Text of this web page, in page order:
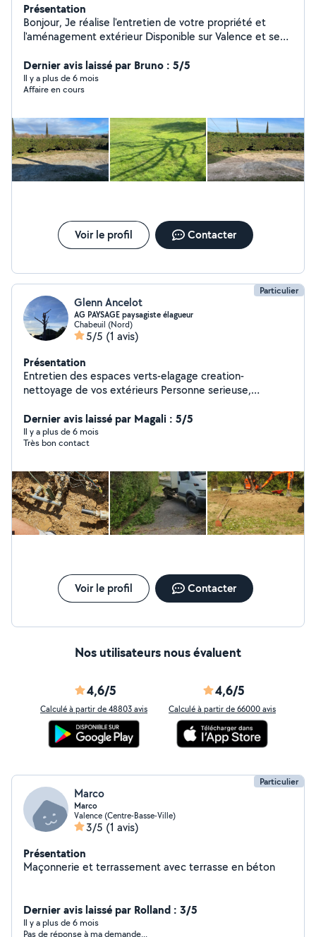
Présentation
Bonjour, Je réalise l'entretien de votre propriété et
l'aménagement extérieur Disponible sur Valence et ses
Dernier avis laissé par Bruno : 5/5
Il y a plus de 6 mois
Affaire en cours
Voir le profil Contacter
Particulier
Glenn Ancelot
AG PAYSAGE paysagiste élagueur
Chabeuil (Nord)
5/5 (1 avis)
Présentation
Entretien des espaces verts-elagage creation-
nettoyage de vos extérieurs Personne serieuse,
déplacement rapide
Dernier avis laissé par Magali : 5/5
Il y a plus de 6 mois
Très bon contact
Voir le profil Contacter
Nos utilisateurs nous évaluent
4,6/5
Calculé à partir de 48803 avis
4,6/5
Calculé à partir de 66000 avis
Particulier
Marco
Marco
Valence (Centre-Basse-Ville)
3/5 (1 avis)
Présentation
Maçonnerie et terrassement avec terrasse en béton
Dernier avis laissé par Rolland : 3/5
Il y a plus de 6 mois
Pas de réponse à ma demande...